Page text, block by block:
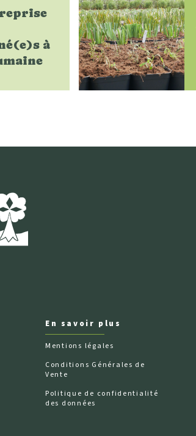
à
En savoir plus
Mentions légales
Conditions Générales de
Vente
Politique de confidentialité
des données